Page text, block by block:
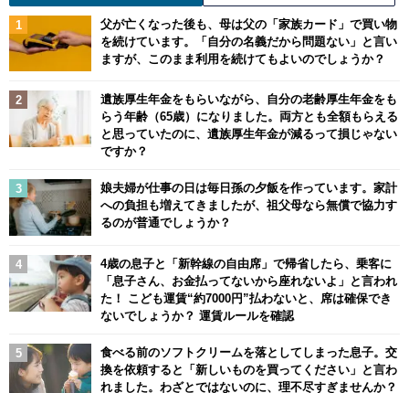
父が亡くなった後も、母は父の「家族カード」で買い物
を続けています。「自分の名義だから問題ない」と言い
ますが、このまま利用を続けてもよいのでしょうか？
遺族厚生年金をもらいながら、自分の老齢厚生年金をも
らう年齢（65歳）になりました。両方とも全額もらえる
と思っていたのに、遺族厚生年金が減るって損じゃない
ですか？
娘夫婦が仕事の日は毎日孫の夕飯を作っています。家計
への負担も増えてきましたが、祖父母なら無償で協力す
るのが普通でしょうか？
4歳の息子と「新幹線の自由席」で帰省したら、乗客に
「息子さん、お金払ってないから座れないよ」と言われ
た！ こども運賃“約7000円”払わないと、席は確保でき
ないでしょうか？ 運賃ルールを確認
食べる前のソフトクリームを落としてしまった息子。交
換を依頼すると「新しいものを買ってください」と言わ
れました。わざとではないのに、理不尽すぎませんか？